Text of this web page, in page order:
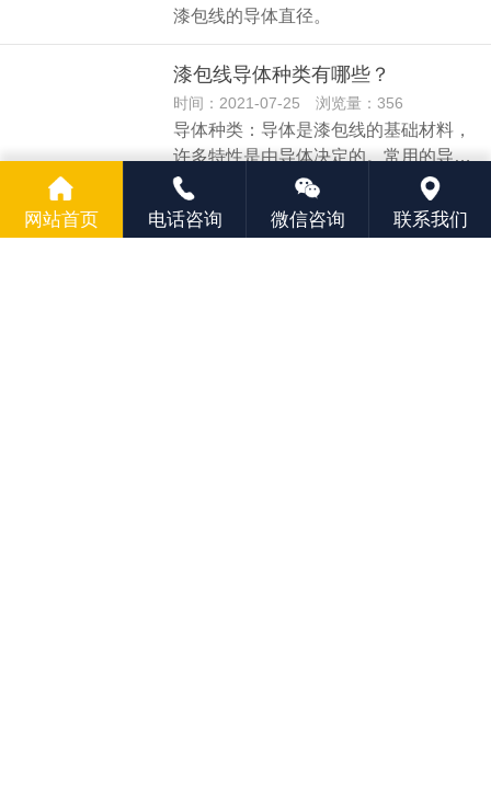
漆包线的导体直径。
漆包线导体种类有哪些？
时间：2021-07-25 浏览量：356
导体种类：导体是漆包线的基础材料，
许多特性是由导体决定的。常用的导…
“铜联盟”助力黑龙江省矿产资源转为优势产业
时间：2021-07-25 浏览量：234
网站首页 电话咨询 微信咨询 联系我们